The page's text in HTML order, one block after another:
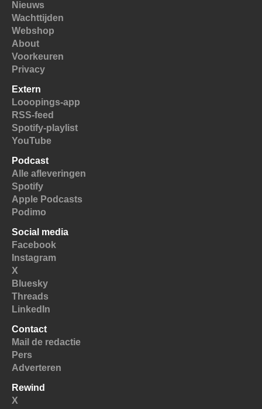
Nieuws
Wachttijden
Webshop
About
Voorkeuren
Privacy
Extern
Looopings-app
RSS-feed
Spotify-playlist
YouTube
Podcast
Alle afleveringen
Spotify
Apple Podcasts
Podimo
Social media
Facebook
Instagram
X
Bluesky
Threads
LinkedIn
Contact
Mail de redactie
Pers
Adverteren
Rewind
X